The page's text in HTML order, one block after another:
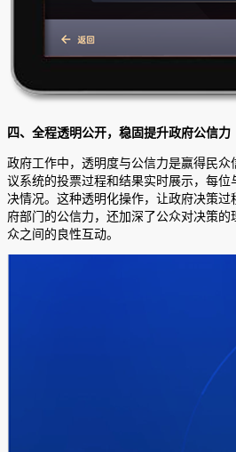
四、全程透明公开，稳固提升政府公信力
政府工作中，透明度与公信力是赢得民
议系统的投票过程和结果实时展示，每位
决情况。这种透明化操作，让政府决策
府部门的公信力，还加深了公众对决策的
众之间的良性互动。